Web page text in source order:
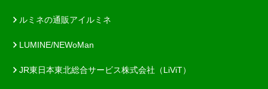
ルミネの通販アイルミネ
LUMINE/NEWoMan
JR東日本東北総合サービス株式会社（LiViT）